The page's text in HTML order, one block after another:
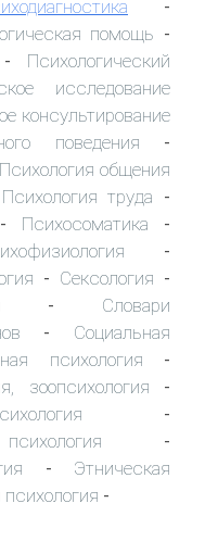
-
помощь -
Психологический
исследование
консультирование
поведения -
Психология общения
Психология труда -
Психосоматика -
-
- Сексология -
- Словари
- Социальная
психология -
зоопсихология -
-
-
- Этническая
-